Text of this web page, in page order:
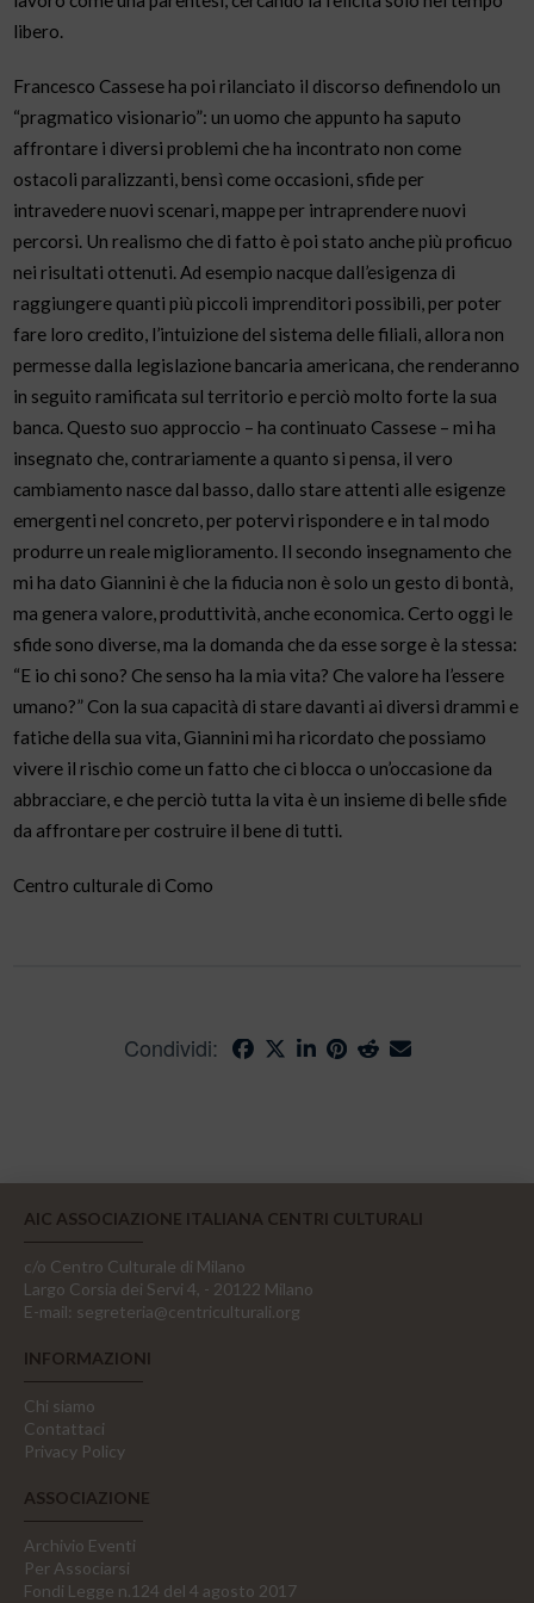
libero.
Francesco Cassese ha poi rilanciato il discorso definendolo un
“pragmatico visionario”: un uomo che appunto ha saputo
affrontare i diversi problemi che ha incontrato non come
ostacoli paralizzanti, bensì come occasioni, sfide per
intravedere nuovi scenari, mappe per intraprendere nuovi
percorsi. Un realismo che di fatto è poi stato anche più proficuo
nei risultati ottenuti. Ad esempio nacque dall’esigenza di
raggiungere quanti più piccoli imprenditori possibili, per poter
fare loro credito, l’intuizione del sistema delle filiali, allora non
permesse dalla legislazione bancaria americana, che renderanno
in seguito ramificata sul territorio e perciò molto forte la sua
banca. Questo suo approccio – ha continuato Cassese – mi ha
insegnato che, contrariamente a quanto si pensa, il vero
cambiamento nasce dal basso, dallo stare attenti alle esigenze
emergenti nel concreto, per potervi rispondere e in tal modo
produrre un reale miglioramento. Il secondo insegnamento che
mi ha dato Giannini è che la fiducia non è solo un gesto di bontà,
ma genera valore, produttività, anche economica. Certo oggi le
sfide sono diverse, ma la domanda che da esse sorge è la stessa:
“E io chi sono? Che senso ha la mia vita? Che valore ha l’essere
umano?” Con la sua capacità di stare davanti ai diversi drammi e
fatiche della sua vita, Giannini mi ha ricordato che possiamo
vivere il rischio come un fatto che ci blocca o un’occasione da
abbracciare, e che perciò tutta la vita è un insieme di belle sfide
da affrontare per costruire il bene di tutti.
Centro culturale di Como
Condividi:
AIC ASSOCIAZIONE ITALIANA CENTRI CULTURALI
c/o Centro Culturale di Milano
Largo Corsia dei Servi 4, - 20122 Milano
E-mail: segreteria@centriculturali.org
INFORMAZIONI
Chi siamo
Contattaci
Privacy Policy
ASSOCIAZIONE
Archivio Eventi
Per Associarsi
Fondi Legge n.124 del 4 agosto 2017